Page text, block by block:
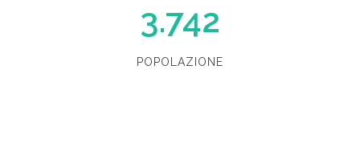
3.742
POPOLAZIONE